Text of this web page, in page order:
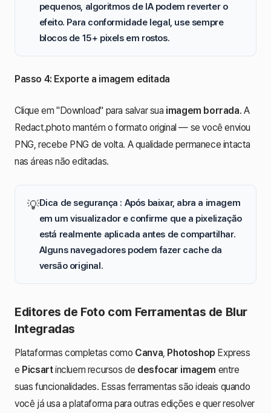
pequenos, algoritmos de IA podem reverter o
efeito. Para conformidade legal, use sempre
blocos de 15+ pixels em rostos.
Passo 4: Exporte a imagem editada
Clique em "Download" para salvar sua imagem borrada. A
Redact.photo mantém o formato original — se você enviou
PNG, recebe PNG de volta. A qualidade permanece intacta
nas áreas não editadas.
💡Dica de segurança : Após baixar, abra a imagem
em um visualizador e confirme que a pixelização
está realmente aplicada antes de compartilhar.
Alguns navegadores podem fazer cache da
versão original.
Editores de Foto com Ferramentas de Blur
Integradas
Plataformas completas como Canva, Photoshop Express
e Picsartincluem recursos de desfocar imagem entre
suas funcionalidades. Essas ferramentas são ideais quando
você já usa a plataforma para outras edições e quer resolver